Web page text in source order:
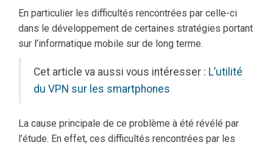
En particulier les difficultés rencontrées par celle-ci
dans le développement de certaines stratégies portant
sur l’informatique mobile sur de long terme.
Cet article va aussi vous intéresser : L’utilité
du VPN sur les smartphones
La cause principale de ce problème à été révélé par
l’étude. En effet, ces difficultés rencontrées par les